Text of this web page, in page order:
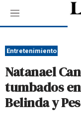
M
e
ú
Entretenimiento
Natanael
tumbados
Belinda y